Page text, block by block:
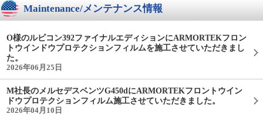
Maintenance/メンテナンス情報
O様のルビコン392ファイナルエディションにARMORTEKフロン
トウインドウプロテクションフィルムを施工させていただきまし
た。
2026年06月25日
M社長のメルセデスベンツG450dにARMORTEKフロントウイン
ドウプロテクションフィルム施工させていただきました。
2026年04月10日